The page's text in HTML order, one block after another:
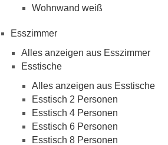
Wohnwand weiß
Esszimmer
Alles anzeigen aus Esszimmer
Esstische
Alles anzeigen aus Esstische
Esstisch 2 Personen
Esstisch 4 Personen
Esstisch 6 Personen
Esstisch 8 Personen